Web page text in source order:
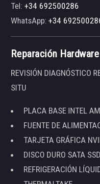
Tel:+34 692500286
WhatsApp:+34
Reparación
REVISIÓN DIAGNÓSTICO
SITU
PLACA BASE INTEL
FUENTE DE
TARJETA GRÁFICA
DISCO DURO SATA
REFRIGERACIÓN